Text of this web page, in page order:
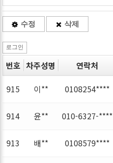
수정 삭제
로그인
번호 차주성명 연락처
915
이** 0108254****
914
윤** 010-6327-****
913 배** 0108579****